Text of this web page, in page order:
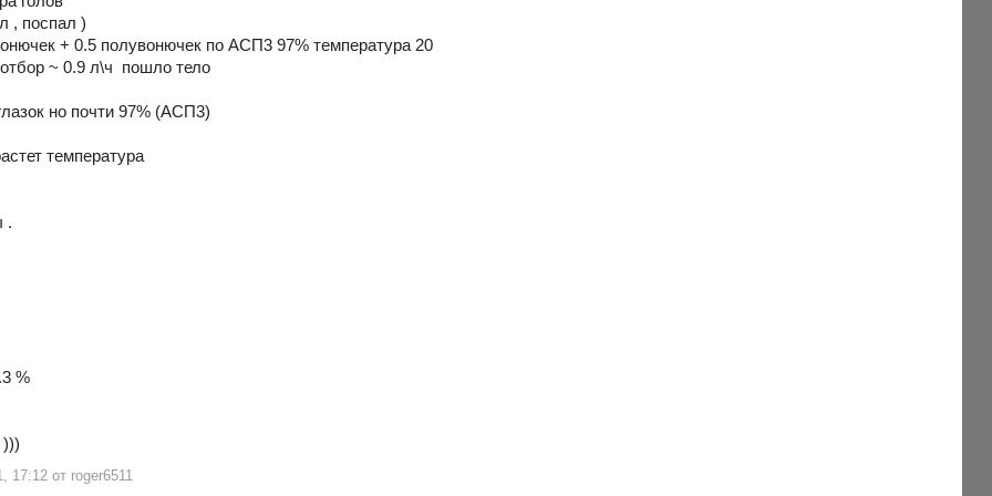
, поспал )
+ 0.5 полувонючек по АСП3 97% температура 20
~ 0.9 л\ч пошло тело
но почти 97% (АСП3)
температура
.
%
17:12 от roger6511